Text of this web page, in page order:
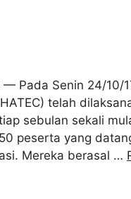
— Pada Senin 24/
telah
sebulan sekali
peserta yang
Mereka berasal …